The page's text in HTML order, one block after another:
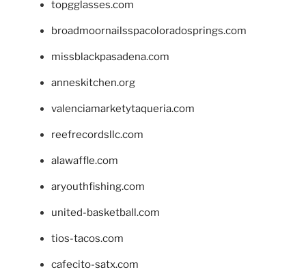
topgglasses.com
broadmoornailsspacoloradosprings.com
missblackpasadena.com
anneskitchen.org
valenciamarketytaqueria.com
reefrecordsllc.com
alawaffle.com
aryouthfishing.com
united-basketball.com
tios-tacos.com
cafecito-satx.com